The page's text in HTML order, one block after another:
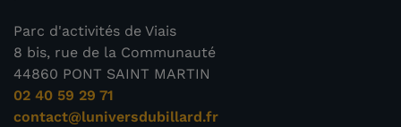
Parc d'activités de Viais
8 bis, rue de la Communauté
44860 PONT SAINT MARTIN
02 40 59 29 71
contact@luniversdubillard.fr